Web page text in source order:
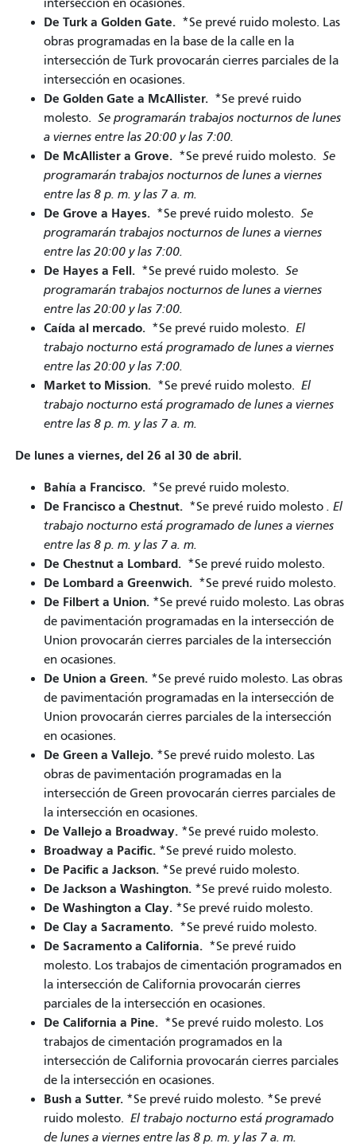
De Turk a Golden Gate. *Se prevé ruido molesto. Las
obras programadas en la base de la calle en la
intersección de Turk provocarán cierres parciales de la
intersección en ocasiones.
De Golden Gate a McAllister. *Se prevé ruido
molesto. Se programarán trabajos nocturnos de lunes
a viernes entre las 20:00 y las 7:00.
De McAllister a Grove. *Se prevé ruido molesto. Se
programarán trabajos nocturnos de lunes a viernes
entre las 8 p. m. y las 7 a. m.
De Grove a Hayes. *Se prevé ruido molesto. Se
programarán trabajos nocturnos de lunes a viernes
entre las 20:00 y las 7:00.
De Hayes a Fell. *Se prevé ruido molesto. Se
programarán trabajos nocturnos de lunes a viernes
entre las 20:00 y las 7:00.
Caída al mercado. *Se prevé ruido molesto. El
trabajo nocturno está programado de lunes a viernes
entre las 20:00 y las 7:00.
Market to Mission. *Se prevé ruido molesto. El
trabajo nocturno está programado de lunes a viernes
entre las 8 p. m. y las 7 a. m.
De lunes a viernes, del 26 al 30 de abril.
Bahía a Francisco. *Se prevé ruido molesto.
De Francisco a Chestnut. *Se prevé ruido molesto . El
trabajo nocturno está programado de lunes a viernes
entre las 8 p. m. y las 7 a. m.
De Chestnut a Lombard. *Se prevé ruido molesto.
De Lombard a Greenwich. *Se prevé ruido molesto.
De Filbert a Union. *Se prevé ruido molesto. Las obras
de pavimentación programadas en la intersección de
Union provocarán cierres parciales de la intersección
en ocasiones.
De Union a Green. *Se prevé ruido molesto. Las obras
de pavimentación programadas en la intersección de
Union provocarán cierres parciales de la intersección
en ocasiones.
De Green a Vallejo. *Se prevé ruido molesto. Las
obras de pavimentación programadas en la
intersección de Green provocarán cierres parciales de
la intersección en ocasiones.
De Vallejo a Broadway. *Se prevé ruido molesto.
Broadway a Pacific. *Se prevé ruido molesto.
De Pacific a Jackson. *Se prevé ruido molesto.
De Jackson a Washington. *Se prevé ruido molesto.
De Washington a Clay. *Se prevé ruido molesto.
De Clay a Sacramento. *Se prevé ruido molesto.
De Sacramento a California. *Se prevé ruido
molesto. Los trabajos de cimentación programados en
la intersección de California provocarán cierres
parciales de la intersección en ocasiones.
De California a Pine. *Se prevé ruido molesto. Los
trabajos de cimentación programados en la
intersección de California provocarán cierres parciales
de la intersección en ocasiones.
Bush a Sutter. *Se prevé ruido molesto. *Se prevé
ruido molesto. El trabajo nocturno está programado
de lunes a viernes entre las 8 p. m. y las 7 a. m.